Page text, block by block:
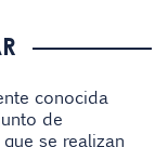
conocida
de
se realizan